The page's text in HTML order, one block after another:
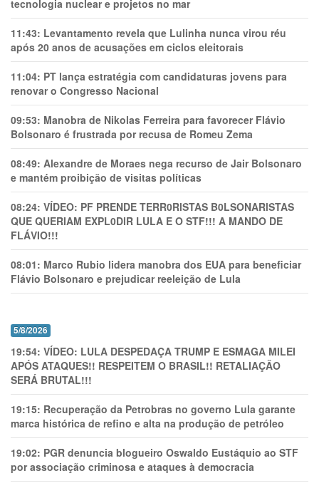
tecnologia nuclear e projetos no mar
11:43: Levantamento revela que Lulinha nunca virou réu
após 20 anos de acusações em ciclos eleitorais
11:04: PT lança estratégia com candidaturas jovens para
renovar o Congresso Nacional
09:53: Manobra de Nikolas Ferreira para favorecer Flávio
Bolsonaro é frustrada por recusa de Romeu Zema
08:49: Alexandre de Moraes nega recurso de Jair Bolsonaro
e mantém proibição de visitas políticas
08:24: VÍDEO: PF PRENDE TERR0RlSTAS B0LSONARlSTAS
QUE QUERIAM EXPL0DlR LULA E O STF!!! A MANDO DE
FLÁVIO!!!
08:01: Marco Rubio lidera manobra dos EUA para beneficiar
Flávio Bolsonaro e prejudicar reeleição de Lula
5/8/2026
19:54: VÍDEO: LULA DESPEDAÇA TRUMP E ESMAGA MILEI
APÓS ATAQUES!! RESPEITEM O BRASIL!! RETALIAÇÃO
SERÁ BRUTAL!!!
19:15: Recuperação da Petrobras no governo Lula garante
marca histórica de refino e alta na produção de petróleo
19:02: PGR denuncia blogueiro Oswaldo Eustáquio ao STF
por associação criminosa e ataques à democracia